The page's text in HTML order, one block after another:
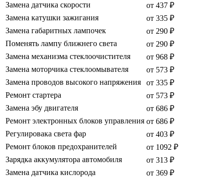
Замена датчика скорости
от 437 ₽
Замена катушки зажигания
от 335 ₽
Замена габаритных лампочек
от 290 ₽
Поменять лампу ближнего света
от 290 ₽
Замена механизма стеклоочистителя
от 968 ₽
Замена моторчика стеклоомывателя
от 573 ₽
Замена проводов высокого напряжения
от 335 ₽
Ремонт стартера
от 573 ₽
Замена эбу двигателя
от 686 ₽
Ремонт электронных блоков управления от 686 ₽
Регулировака света фар
от 403 ₽
Ремонт блоков предохранителей
от 1092 ₽
Зарядка аккумулятора автомобиля
от 313 ₽
Замена датчика кислорода
от 369 ₽